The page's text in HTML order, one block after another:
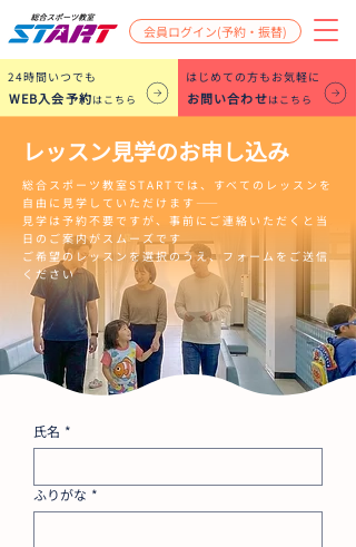
会員ログイン(予約・振替)
​24時間いつでも
WEB入会予約はこちら
はじめての方もお気軽に
お問い合わせはこちら
レッスン見学のお申し込み
総合スポーツ教室STARTでは、すべてのレッスンを
自由に見学していただけます――
見学は予約不要ですが、事前にご連絡いただくと当
日のご案内がスムーズです
ご希望のレッスンを選択のうえ、フォームをご送信
ください
氏名 *
ふりがな *